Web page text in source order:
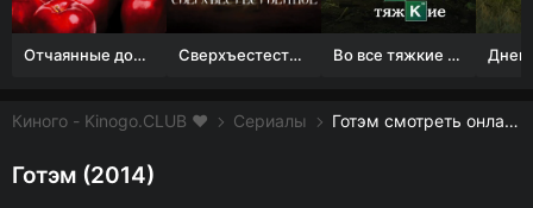
Отчаянные домохозяйки (1 сезон) Сверхъестественное Во все тяжкие 1-5 сезон
Киного - Kinogo.CLUB ❤️ Сериалы Готэм смотреть онлайн бесплатно
Готэм (2014)